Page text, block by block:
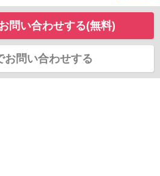
問い合わせする(無料)
お問い合わせする